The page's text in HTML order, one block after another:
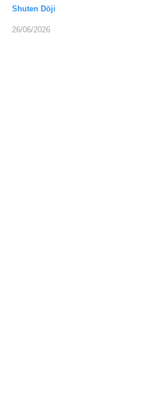
Shuten Dōji
26/06/2026